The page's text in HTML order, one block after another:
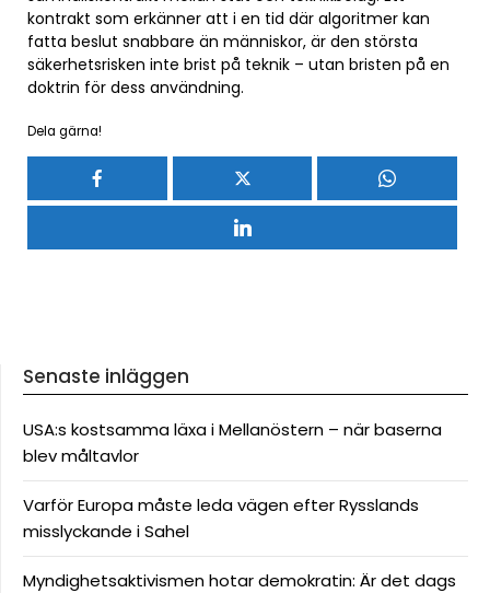
kontrakt som erkänner att i en tid där algoritmer kan
fatta beslut snabbare än människor, är den största
säkerhetsrisken inte brist på teknik – utan bristen på en
doktrin för dess användning.
Dela gärna!
Senaste inläggen
USA:s kostsamma läxa i Mellanöstern – när baserna
blev måltavlor
Varför Europa måste leda vägen efter Rysslands
misslyckande i Sahel
Myndighetsaktivismen hotar demokratin: Är det dags